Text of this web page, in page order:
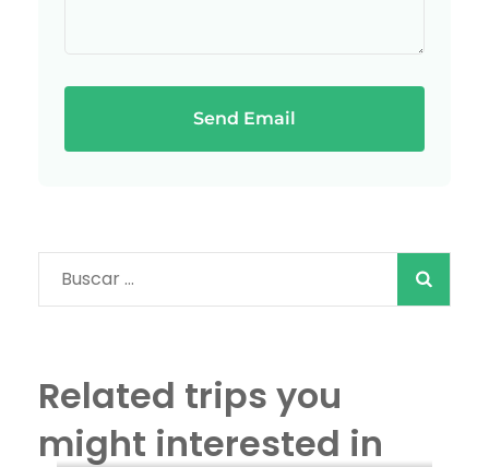
Send Email
Buscar:
Related trips you
might interested in